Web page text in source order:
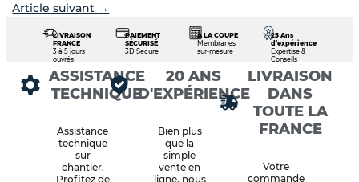
Article suivant →
LIVRAISON
FRANCE
3 à 5 jours
ouvrés
PAIEMENT
SÉCURISÉ
3D Secure
À LA COUPE
Membranes
sur-mesure
25 Ans
d’expérience
Expertise &
Conseils
ASSISTANCE
TECHNIQUE
Assistance
technique
sur
chantier.
Profitez de
20 ANS
D'EXPÉRIENCE
Bien plus
que la
simple
vente en
ligne, nous
LIVRAISON
DANS
TOUTE LA
FRANCE
Votre
commande